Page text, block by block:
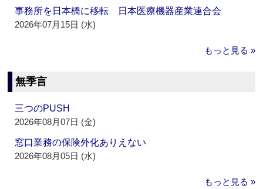
事務所を日本橋に移転 日本医療機器産業連合会
2026年07月15日 (水)
もっと見る »
無季言
三つのPUSH
2026年08月07日 (金)
窓口業務の保険外化ありえない
2026年08月05日 (水)
もっと見る »